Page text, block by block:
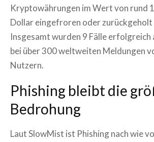
Kryptowährungen im Wert von rund
Dollar eingefroren oder zurückgeholt
Insgesamt wurden 9 Fälle erfolgreich
bei über 300 weltweiten Meldungen
Nutzern.
Phishing bleibt die
Bedrohung
Laut SlowMist ist Phishing nach wie